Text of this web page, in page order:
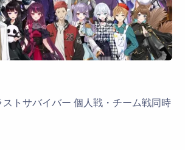
ストサバイバー 個人戦・チーム戦同時